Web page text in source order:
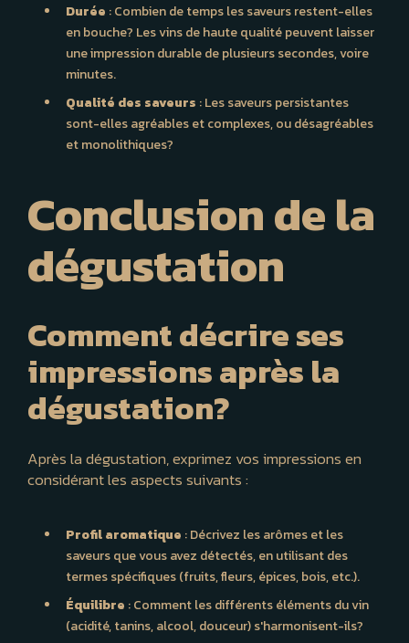
Durée : Combien de temps les saveurs restent-elles
en bouche? Les vins de haute qualité peuvent laisser
une impression durable de plusieurs secondes, voire
minutes.
Qualité des saveurs : Les saveurs persistantes
sont-elles agréables et complexes, ou désagréables
et monolithiques?
Conclusion de la
dégustation
Comment décrire ses
impressions après la
dégustation?
Après la dégustation, exprimez vos impressions en
considérant les aspects suivants :
Profil aromatique : Décrivez les arômes et les
saveurs que vous avez détectés, en utilisant des
termes spécifiques (fruits, fleurs, épices, bois, etc.).
Équilibre : Comment les différents éléments du vin
(acidité, tanins, alcool, douceur) s'harmonisent-ils?